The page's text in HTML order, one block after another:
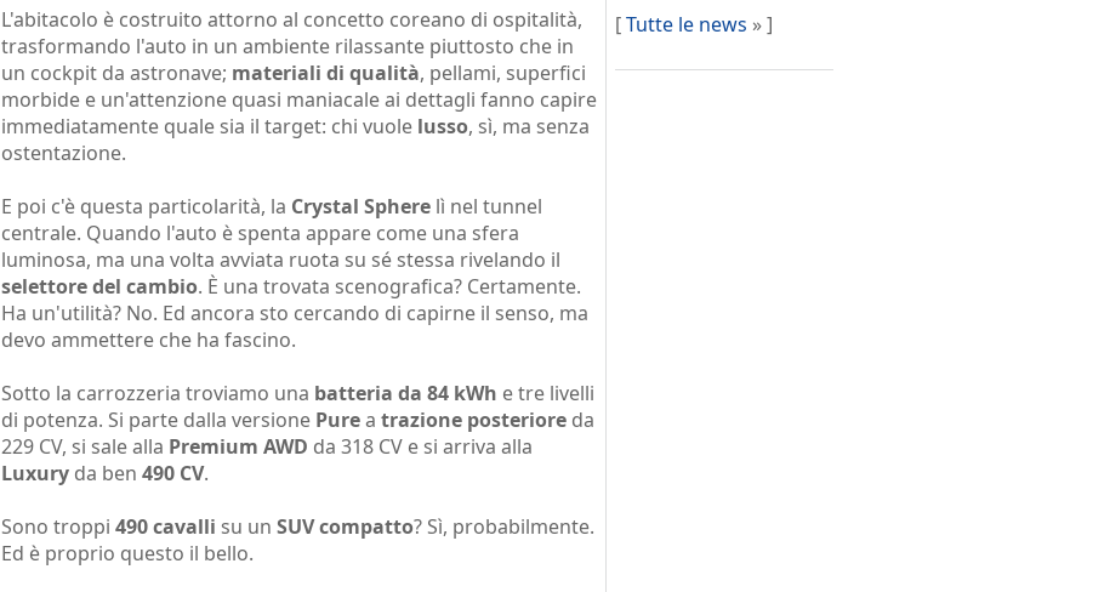
L'abitacolo è costruito attorno al concetto coreano di ospitalità,
trasformando l'auto in un ambiente rilassante piuttosto che in
un cockpit da astronave; materiali di qualità, pellami, superfici
morbide e un'attenzione quasi maniacale ai dettagli fanno capire
immediatamente quale sia il target: chi vuole lusso, sì, ma senza
ostentazione.
E poi c'è questa particolarità, la Crystal Sphere lì nel tunnel
centrale. Quando l'auto è spenta appare come una sfera
luminosa, ma una volta avviata ruota su sé stessa rivelando il
selettore del cambio. È una trovata scenografica? Certamente.
Ha un'utilità? No. Ed ancora sto cercando di capirne il senso, ma
devo ammettere che ha fascino.
Sotto la carrozzeria troviamo una batteria da 84 kWh e tre livelli
di potenza. Si parte dalla versione Purea trazione posteriore da
229 CV, si sale alla Premium AWD da 318 CV e si arriva alla
Luxury da ben 490 CV.
Sono troppi 490 cavalli su un SUV compatto? Sì, probabilmente.
Ed è proprio questo il bello.
[Tutte le news » ]